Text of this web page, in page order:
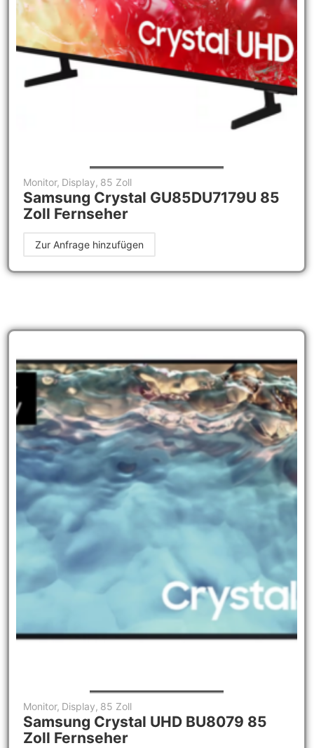
Monitor, Display, 85 Zoll
Samsung Crystal GU85DU7179U 85
Zoll Fernseher
Zur Anfrage hinzufügen
Monitor, Display, 85 Zoll
Samsung Crystal UHD BU8079 85
Zoll Fernseher